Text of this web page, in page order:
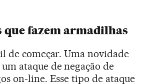
que fazem armadilhas
de começar. Uma novidade
ataque de negação de
on-line. Esse tipo de ataque